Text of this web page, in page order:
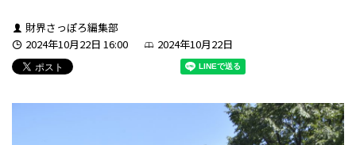
財界さっぽろ編集部
2024年10月22日 16:00
2024年10月22日